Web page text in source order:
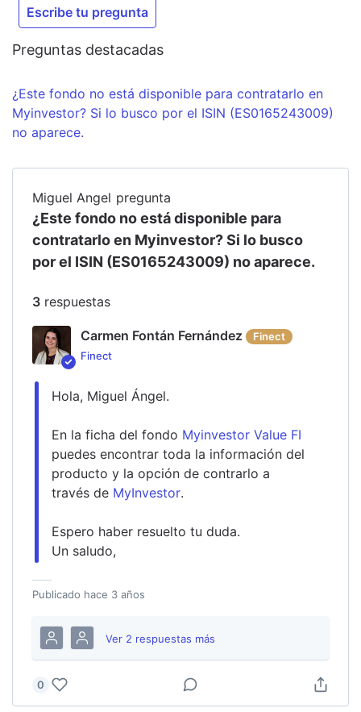
Escribe tu pregunta
Preguntas destacadas
¿Este fondo no está disponible para contratarlo en
Myinvestor? Si lo busco por el ISIN (ES0165243009)
no aparece.
Miguel Angel pregunta
¿Este fondo no está disponible para
contratarlo en Myinvestor? Si lo busco
por el ISIN (ES0165243009) no aparece.
3 respuestas
Carmen Fontán Fernández
Finect
Finect
Hola, Miguel Ángel.
En la ficha del fondo Myinvestor Value FI
puedes encontrar toda la información del
producto y la opción de contrarlo a
través de MyInvestor.
Espero haber resuelto tu duda.
Un saludo,
Publicado hace 3 años
Ver 2 respuestas más
0